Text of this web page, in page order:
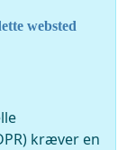
websted
kræver en